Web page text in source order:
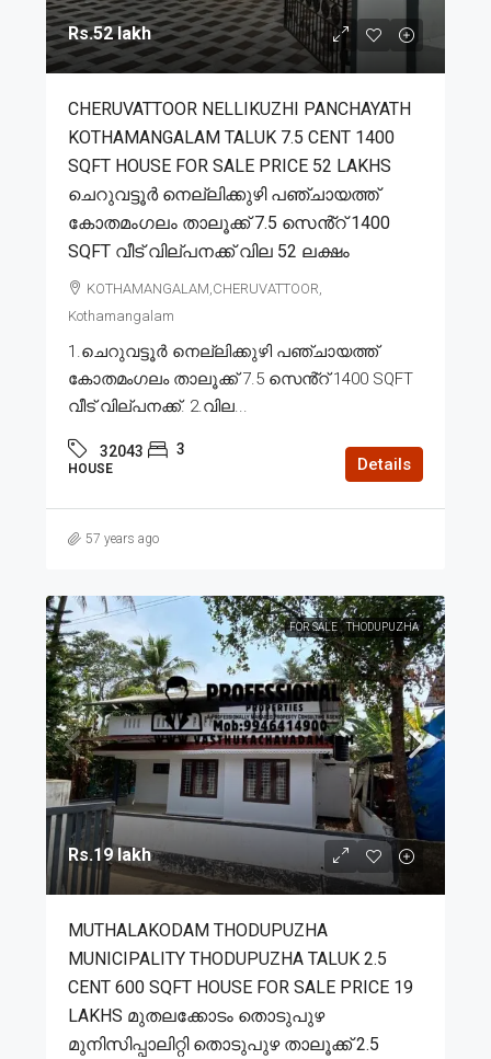
Rs.52 lakh
CHERUVATTOOR NELLIKUZHI PANCHAYATH
KOTHAMANGALAM TALUK 7.5 CENT 1400
SQFT HOUSE FOR SALE PRICE 52 LAKHS
ചെറുവട്ടൂർ നെല്ലിക്കുഴി പഞ്ചായത്ത്
കോതമംഗലം താലൂക്ക് 7.5 സെൻ്റ് 1400
SQFT വീട് വില്പനക്ക് വില 52 ലക്ഷം
KOTHAMANGALAM,CHERUVATTOOR,
Kothamangalam
1.ചെറുവട്ടൂർ നെല്ലിക്കുഴി പഞ്ചായത്ത്
കോതമംഗലം താലൂക്ക് 7.5 സെൻ്റ് 1400 SQFT
വീട് വില്പനക്ക്. 2.വില...
32043 3
HOUSE Details
57 years ago
FOR SALE THODUPUZHA
Rs.19 lakh
MUTHALAKODAM THODUPUZHA
MUNICIPALITY THODUPUZHA TALUK 2.5
CENT 600 SQFT HOUSE FOR SALE PRICE 19
LAKHS മുതലക്കോടം തൊടുപുഴ
മുനിസിപ്പാലിറ്റി തൊടുപുഴ താലൂക്ക് 2.5